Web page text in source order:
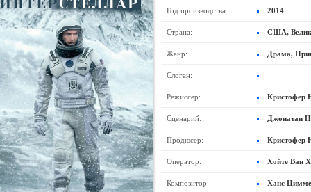
Год производства: 2014
Страна: США,
Жанр: Драма,
Слоган:
Режиссер: Кристофер
Сценарий: Джонатан
Продюсер: Кристофер
Оператор: Хойте Ван
Композитор: Ханс